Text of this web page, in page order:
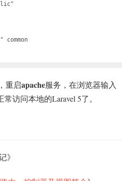
common
重启apache服务，在浏览器输入
访问本地的Laravel 5了。
》